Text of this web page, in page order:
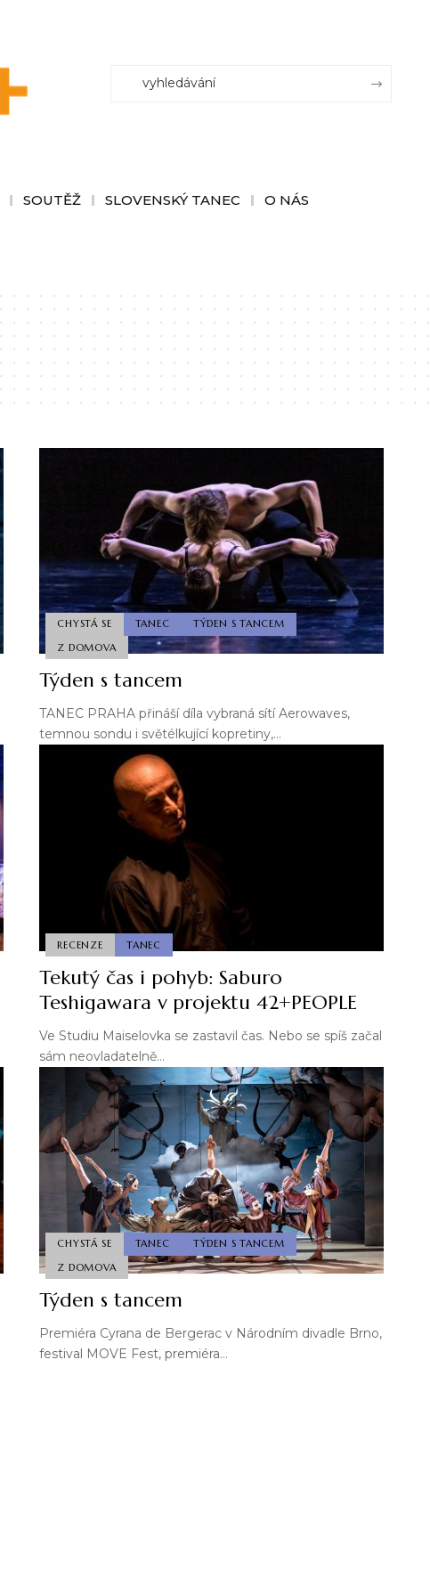
SOUTĚŽ SLOVENSKÝ TANEC O NÁS
CHYSTÁ SE TANEC
TÝDEN S TANCEM
Z DOMOVA
Týden s tancem
TANEC PRAHA přináší díla vybraná sítí Aerowaves,
temnou sondu i světélkující kopretiny,…
RECENZE TANEC
Tekutý čas i pohyb: Saburo
Teshigawara v projektu 42+PEOPLE
Ve Studiu Maiselovka se zastavil čas. Nebo se spíš začal
sám neovladatelně…
CHYSTÁ SE TANEC
TÝDEN S TANCEM
Z DOMOVA
Týden s tancem
Premiéra Cyrana de Bergerac v Národním divadle Brno,
festival MOVE Fest, premiéra…